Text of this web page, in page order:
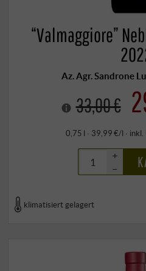
“Valmaggiore”
Az. Agr. Sandrone
33,00 €
0,75 l · 39,99 €/l · inkl.
+
–
klimatisiert gelagert